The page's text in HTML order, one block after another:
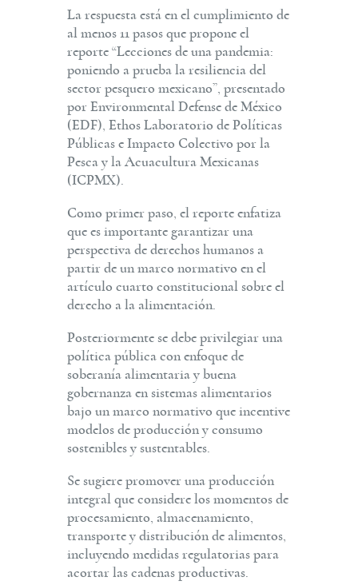
La respuesta está en el cumplimiento de
al menos 11 pasos que propone el
reporte “Lecciones de una pandemia:
poniendo a prueba la resiliencia del
sector pesquero mexicano”, presentado
por Environmental Defense de México
(EDF), Ethos Laboratorio de Políticas
Públicas e Impacto Colectivo por la
Pesca y la Acuacultura Mexicanas
(ICPMX).
Como primer paso, el reporte enfatiza
que es importante garantizar una
perspectiva de derechos humanos a
partir de un marco normativo en el
artículo cuarto constitucional sobre el
derecho a la alimentación.
Posteriormente se debe privilegiar una
política pública con enfoque de
soberanía alimentaria y buena
gobernanza en sistemas alimentarios
bajo un marco normativo que incentive
modelos de producción y consumo
sostenibles y sustentables.
Se sugiere promover una producción
integral que considere los momentos de
procesamiento, almacenamiento,
transporte y distribución de alimentos,
incluyendo medidas regulatorias para
acortar las cadenas productivas.